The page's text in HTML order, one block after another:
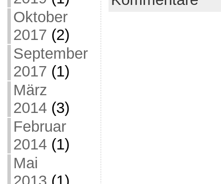
Oktober
2017 (2)
September
2017 (1)
März
2014(3)
Februar
2014(1)
Mai